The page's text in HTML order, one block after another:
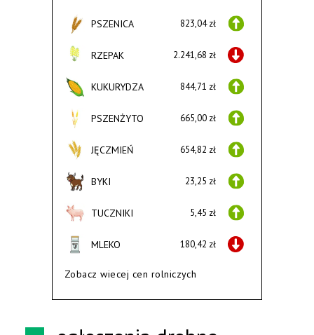
PSZENICA 823,04 zł
RZEPAK 2.241,68 zł
KUKURYDZA 844,71 zł
PSZENŻYTO 665,00 zł
JĘCZMIEŃ 654,82 zł
BYKI 23,25 zł
TUCZNIKI 5,45 zł
MLEKO 180,42 zł
Zobacz wiecej cen rolniczych